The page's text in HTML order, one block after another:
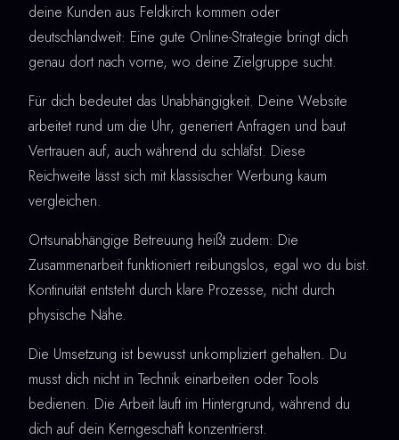
deine Kunden aus Feldkirch kommen oder
deutschlandweit: Eine gute Online-Strategie bringt dich
genau dort nach vorne, wo deine Zielgruppe sucht.
Für dich bedeutet das Unabhängigkeit. Deine Website
arbeitet rund um die Uhr, generiert Anfragen und baut
Vertrauen auf, auch während du schläfst. Diese
Reichweite lässt sich mit klassischer Werbung kaum
vergleichen.
Ortsunabhängige Betreuung heißt zudem: Die
Zusammenarbeit funktioniert reibungslos, egal wo du bist.
Kontinuität entsteht durch klare Prozesse, nicht durch
physische Nähe.
Die Umsetzung ist bewusst unkompliziert gehalten. Du
musst dich nicht in Technik einarbeiten oder Tools
bedienen. Die Arbeit läuft im Hintergrund, während du
dich auf dein Kerngeschäft konzentrierst.